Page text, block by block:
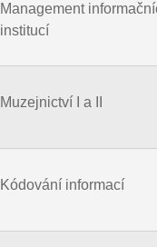
Management
institucí
Muzejnictví I a II
Kódování informací